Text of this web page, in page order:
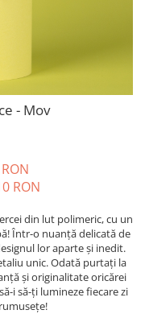
- Mov
RON
din lut polimeric, cu un
Într-o nuanță delicată de
lor aparte și inedit.
unic. Odată purtați la
și originalitate oricărei
i să-ți lumineze fiecare zi